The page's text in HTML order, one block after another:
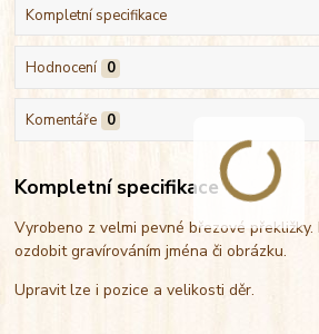
Kompletní specifikace
Hodnocení 0
Komentáře 0
Kompletní specifikace
Vyrobeno z velmi pevné březové
ozdobit gravírováním jména či obrázku.
Upravit lze i pozice a velikosti děr.